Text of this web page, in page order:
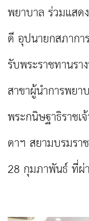
พยาบาล ร่วมแส
ดี อุปนายกสภาก
รับพระราชทานร
สาขาผู้นำการพย
พระกนิษฐาธิราชเ
ดาฯ สยามบรมร
28 กุมภาพันธ์ ที่ผ่